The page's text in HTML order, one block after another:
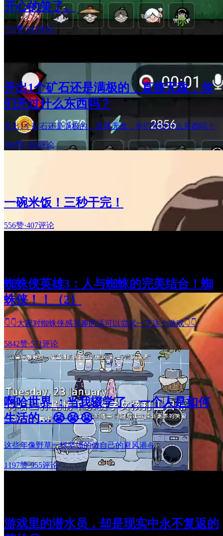
开心的笑了。
775赞·541评论
开出1个矿石还是满极的，直接无敌，你
们开过什么东西吗？
开出1个矿石还是满极的，直接无敌，你们开过什么东西吗？
390赞·289评论
一碗米饭！三秒干完！
556赞·407评论
蜘蛛侠英雄3：人与蜘蛛的完美结合！蜘
蛛侠！！（2）
👇👇大家对蜘蛛侠感兴趣的话可以尝试一下这个游戏👇👇
5842赞·571评论
啊哈世界 ：当我辍学了，一个人是如何
生活的…😭😭😭
这些年像野草一样坚强的做自己的避风港⛵
1197赞·955评论
游戏里的潜水员，却是现实中永不复返的